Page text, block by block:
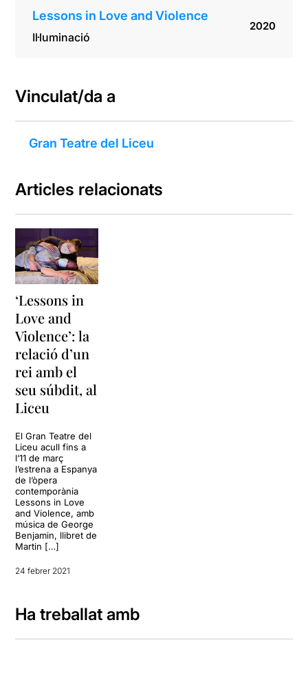
Lessons in Love and Violence
Il·luminació
2020
Vinculat/da a
Gran Teatre del Liceu
Articles relacionats
‘Lessons in
Love and
Violence’: la
relació d’un
rei amb el
seu súbdit, al
Liceu
El Gran Teatre del
Liceu acull fins a
l’11 de març
l’estrena a Espanya
de l’òpera
contemporània
Lessons in Love
and Violence, amb
música de George
Benjamin, llibret de
Martin […]
24 febrer 2021
Ha treballat amb